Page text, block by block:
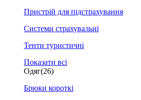
Пристрій для підстрахування
Системи страхувальні
Тенти туристичні
Показати всі
Одяг(26)
Брюки короткі